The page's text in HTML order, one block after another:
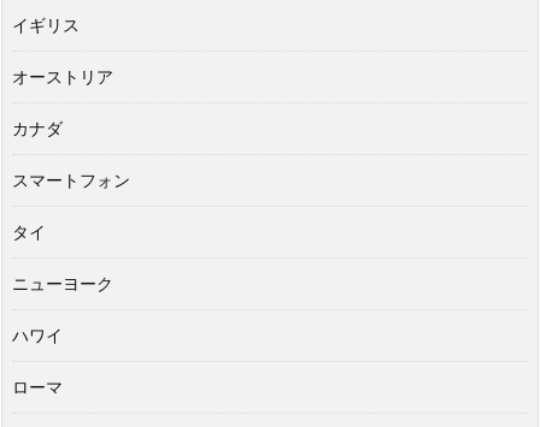
イギリス
オーストリア
カナダ
スマートフォン
タイ
ニューヨーク
ハワイ
ローマ